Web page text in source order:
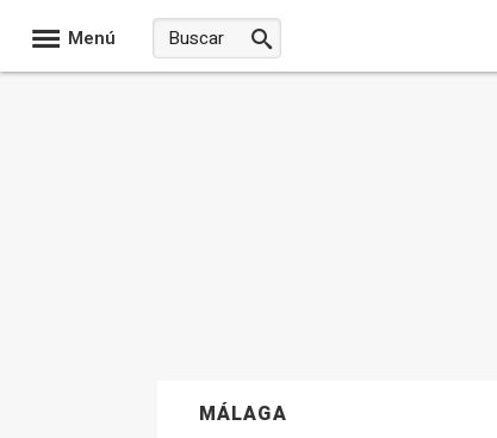
Menú
MÁLAGA